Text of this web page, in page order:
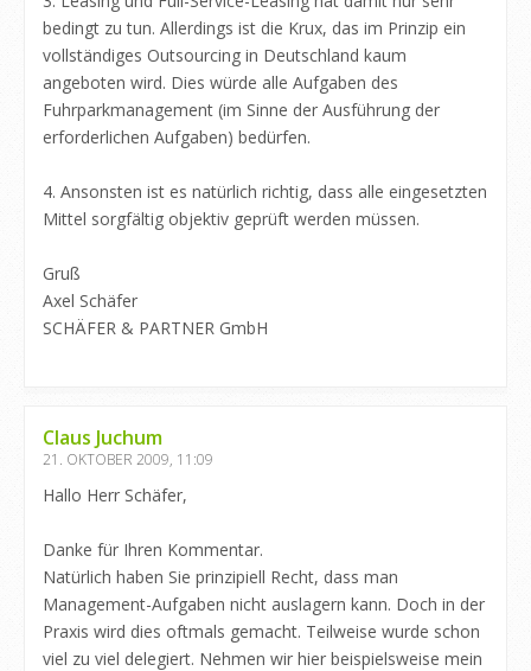
bedingt zu tun. Allerdings ist die Krux, das im Prinzip ein
vollständiges Outsourcing in Deutschland kaum
angeboten wird. Dies würde alle Aufgaben des
Fuhrparkmanagement (im Sinne der Ausführung der
erforderlichen Aufgaben) bedürfen.
4. Ansonsten ist es natürlich richtig, dass alle eingesetzten
Mittel sorgfältig objektiv geprüft werden müssen.
Gruß
Axel Schäfer
SCHÄFER & PARTNER GmbH
Claus Juchum
21. OKTOBER 2009, 11:09
Hallo Herr Schäfer,
Danke für Ihren Kommentar.
Natürlich haben Sie prinzipiell Recht, dass man
Management-Aufgaben nicht auslagern kann. Doch in der
Praxis wird dies oftmals gemacht. Teilweise wurde schon
viel zu viel delegiert. Nehmen wir hier beispielsweise mein